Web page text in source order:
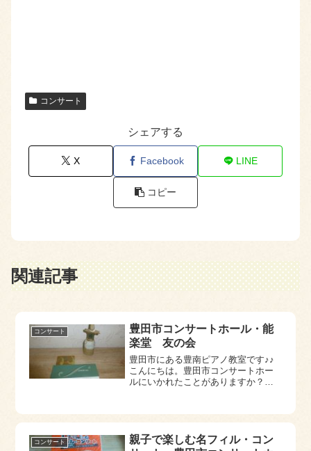
コンサート
シェアする
X Facebook LINE
コピー
関連記事
コンサート
豊田市コンサートホール・能
楽堂 友の会
豊田市にある豊南ピアノ教室です♪♪
こんにちは。豊田市コンサートホー
ルにいかれたことがありますか？豊
面にパイプオルガンもあり新しく、
こでは、ピアノリ...
コンサート
親子で楽しむ名フィル・コン